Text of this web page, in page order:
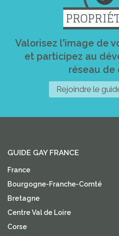
Valorisez l'image de
et participez au
réseau
Rejoindre le
GUIDE GAY FRANCE
France
Bourgogne-Franche-Comté
Bretagne
Centre Val de Loire
Corse